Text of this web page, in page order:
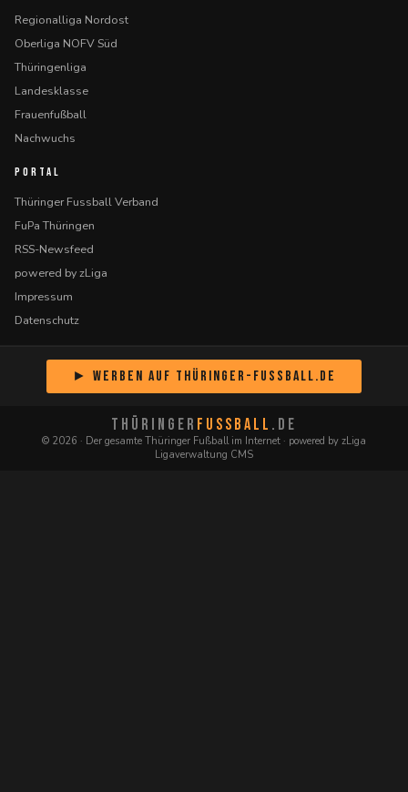
Regionalliga Nordost
Oberliga NOFV Süd
Thüringenliga
Landesklasse
Frauenfußball
Nachwuchs
PORTAL
Thüringer Fussball Verband
FuPa Thüringen
RSS-Newsfeed
powered by zLiga
Impressum
Datenschutz
► Werben auf Thüringer-Fussball.de
THÜRINGER FUSSBALL .DE
© 2026 · Der gesamte Thüringer Fußball im Internet · powered by zLiga
Ligaverwaltung CMS